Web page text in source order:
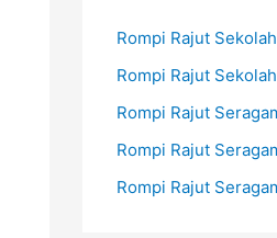
Rompi Rajut
Rompi Rajut
Rompi Rajut
Rompi Rajut
Rompi Rajut